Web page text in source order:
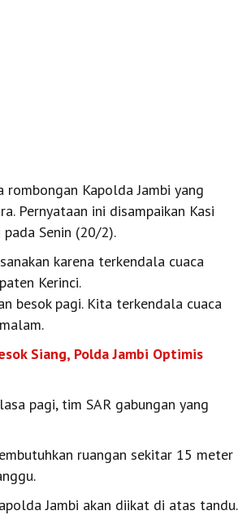
rombongan Kapolda Jambi yang
Pernyataan ini disampaikan Kasi
Senin (20/2).
karena terkendala cuaca
Kerinci.
besok pagi. Kita terkendala cuaca
Siang, Polda Jambi Optimis
pagi, tim SAR gabungan yang
ruangan sekitar 15 meter
Jambi akan diikat di atas tandu.